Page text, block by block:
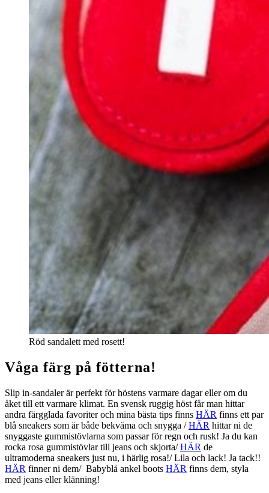
Röd sandalett med rosett!
Våga färg på fötterna!
Slip in-sandaler är perfekt för höstens varmare dagar eller om du
åket till ett varmare klimat. En svensk ruggig höst får man hittar
andra färgglada favoriter och mina bästa tips finns HÄR finns ett par
blå sneakers som är både bekväma och snygga /HÄR hittar ni de
snyggaste gummistövlarna som passar för regn och rusk! Ja du kan
rocka rosa gummistövlar till jeans och skjorta/HÄR de
ultramoderna sneakers just nu, i härlig rosa!/ Lila och lack! Ja tack!!
HÄR finner ni dem/ Babyblå ankel boots HÄR finns dem, styla
med jeans eller klänning!